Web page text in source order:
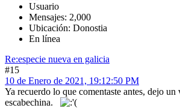
Usuario
Mensajes: 2,000
Ubicación: Donostia
En línea
Re:especie nueva en galicia
#15
10 de Enero de 2021, 19:12:50 PM
Ya recuerdo lo que comentaste antes, dejo un
escabechina.